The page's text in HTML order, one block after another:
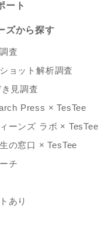
ート
ズから探す
査
ョット解析調査
見調査
Press × TesTee
ーンズ ラボ × TesTee
の窓口 × TesTee
チ
あり